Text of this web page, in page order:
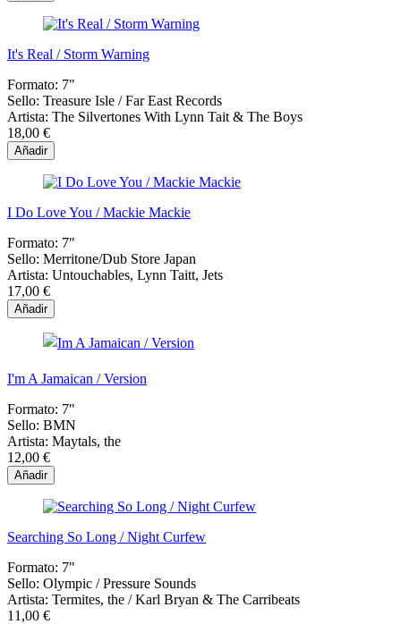
It's Real / Storm Warning
Formato: 7"
Sello: Treasure Isle / Far East Records
Artista: The Silvertones With Lynn Tait & The Boys
18,00 €
Añadir
I Do Love You / Mackie Mackie
Formato: 7"
Sello: Merritone/Dub Store Japan
Artista: Untouchables, Lynn Taitt, Jets
17,00 €
Añadir
I'm A Jamaican / Version
Formato: 7"
Sello: BMN
Artista: Maytals, the
12,00 €
Añadir
Searching So Long / Night Curfew
Formato: 7"
Sello: Olympic / Pressure Sounds
Artista: Termites, the / Karl Bryan & The Carribeats
11,00 €